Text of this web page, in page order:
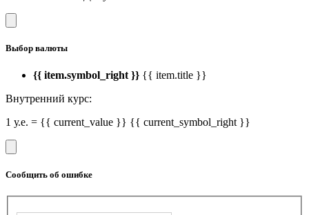
Выбор валюты
{{ item.symbol_right }} {{ item.title }}
Внутренний курс:
1 у.е. = {{ current_value }} {{ current_symbol_right }}
Сообщить об ошибке